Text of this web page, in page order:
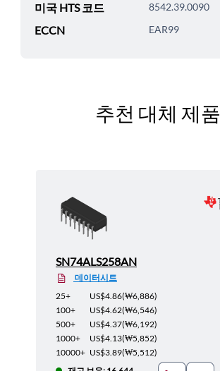
미국 HTS 코드 8542.39.0090
ECCN EAR99
추천 대체 제품
SN74ALS258AN
데이터시트
25+
US$4.86(₩6,886)
100+
US$4.62(₩6,546)
500+
US$4.37(₩6,192)
1000+
US$4.13(₩5,852)
10000+ US$3.89(₩5,512)